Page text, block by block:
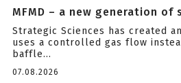
MFMD – a new generation of
Strategic Sciences has created
uses a controlled gas flow
baffle...
07.08.2026